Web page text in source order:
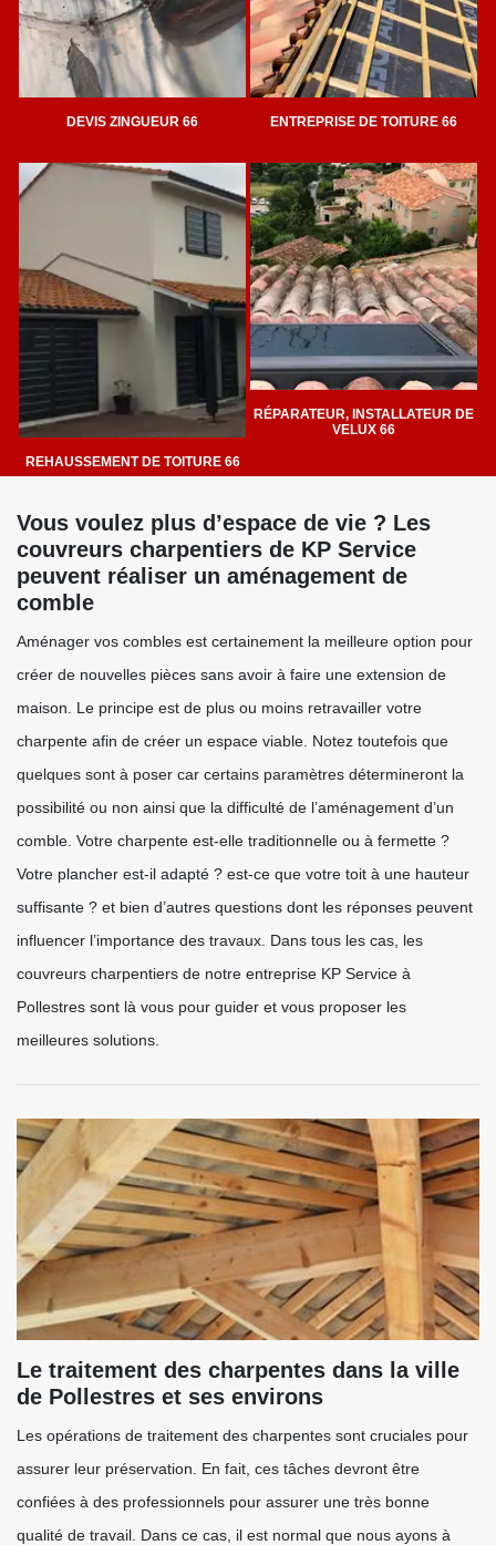
DEVIS ZINGUEUR 66 ENTREPRISE DE TOITURE 66
REHAUSSEMENT DE TOITURE 66
RÉPARATEUR, INSTALLATEUR DE
VELUX 66
Vous voulez plus d’espace de vie ? Les
couvreurs charpentiers de KP Service
peuvent réaliser un aménagement de
comble
Aménager vos combles est certainement la meilleure option pour
créer de nouvelles pièces sans avoir à faire une extension de
maison. Le principe est de plus ou moins retravailler votre
charpente afin de créer un espace viable. Notez toutefois que
quelques sont à poser car certains paramètres détermineront la
possibilité ou non ainsi que la difficulté de l’aménagement d’un
comble. Votre charpente est-elle traditionnelle ou à fermette ?
Votre plancher est-il adapté ? est-ce que votre toit à une hauteur
suffisante ? et bien d’autres questions dont les réponses peuvent
influencer l’importance des travaux. Dans tous les cas, les
couvreurs charpentiers de notre entreprise KP Service à
Pollestres sont là vous pour guider et vous proposer les
meilleures solutions.
Le traitement des charpentes dans la ville
de Pollestres et ses environs
Les opérations de traitement des charpentes sont cruciales pour
assurer leur préservation. En fait, ces tâches devront être
confiées à des professionnels pour assurer une très bonne
qualité de travail. Dans ce cas, il est normal que nous ayons à